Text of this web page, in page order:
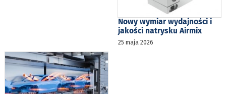
Nowy wymiar wydajności i
jakości natrysku Airmix
25 maja 2026